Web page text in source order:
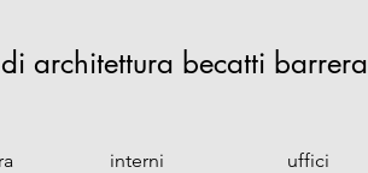
architettura becatti barrera
interni uffici